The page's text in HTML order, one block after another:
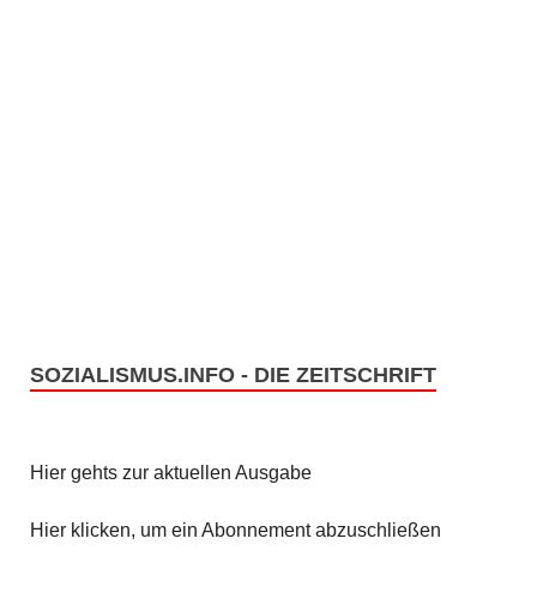
SOZIALISMUS.INFO - DIE ZEITSCHRIFT
Hier gehts zur aktuellen Ausgabe
Hier klicken, um ein Abonnement abzuschließen